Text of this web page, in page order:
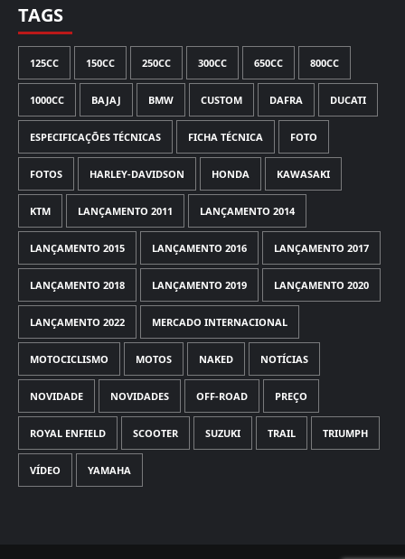
TAGS
125CC 150CC 250CC 300CC 650CC 800CC
1000CC BAJAJ BMW CUSTOM DAFRA DUCATI
ESPECIFICAÇÕES TÉCNICAS FICHA TÉCNICA FOTO
FOTOS HARLEY-DAVIDSON HONDA KAWASAKI
KTM LANÇAMENTO 2011 LANÇAMENTO 2014
LANÇAMENTO 2015 LANÇAMENTO 2016 LANÇAMENTO 2017
LANÇAMENTO 2018 LANÇAMENTO 2019 LANÇAMENTO 2020
LANÇAMENTO 2022 MERCADO INTERNACIONAL
MOTOCICLISMO MOTOS NAKED NOTÍCIAS
NOVIDADE NOVIDADES OFF-ROAD PREÇO
ROYAL ENFIELD SCOOTER SUZUKI TRAIL TRIUMPH
VÍDEO YAMAHA